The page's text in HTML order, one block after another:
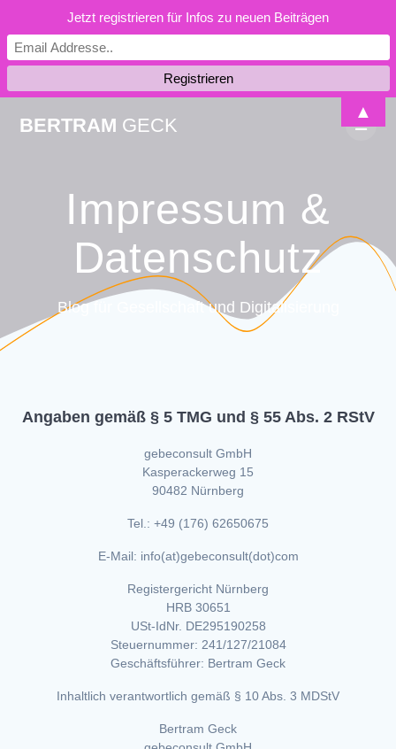
BERTRAM GECK
Impressum &
Datenschutz
Blog für Gesellschaft und Digitalisierung
Angaben gemäß § 5 TMG und § 55 Abs. 2 RStV
gebeconsult GmbH
Kasperackerweg 15
90482 Nürnberg
Tel.: +49 (176) 62650675
E-Mail: info(at)gebeconsult(dot)com
Registergericht Nürnberg
HRB 30651
USt-IdNr. DE295190258
Steuernummer: 241/127/21084
Geschäftsführer: Bertram Geck
Inhaltlich verantwortlich gemäß § 10 Abs. 3 MDStV
Bertram Geck
Jetzt registrieren für Infos zu neuen Beiträgen
▲